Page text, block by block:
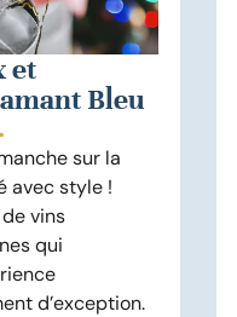
et
Bleu
sur la
avec style !
vins
qui
d’exception.